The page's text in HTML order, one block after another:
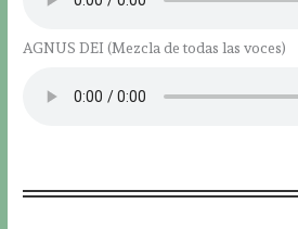
AGNUS DEI (Mezcla de todas las voces)